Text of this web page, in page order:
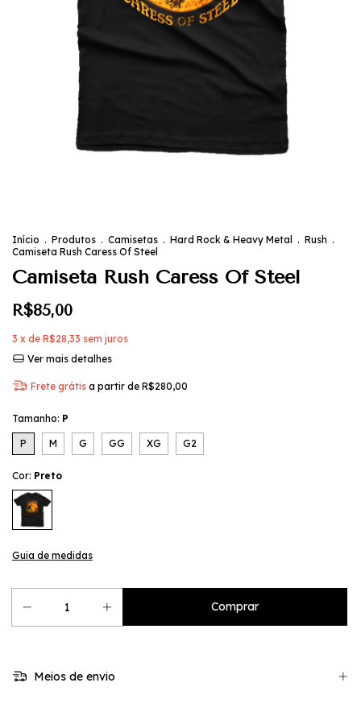
Início . Produtos . Camisetas . Hard Rock & Heavy Metal . Rush .
Camiseta Rush Caress Of Steel
Camiseta Rush Caress Of Steel
R$85,00
3 x de R$28,33 sem juros
Ver mais detalhes
Frete grátis a partir de R$280,00
Tamanho: P
P M G GG XG G2
Cor: Preto
Guia de medidas
Meios de envio